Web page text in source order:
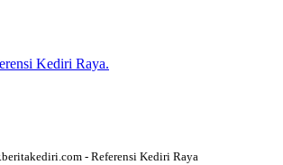
Kediri Raya.
- Referensi Kediri Raya